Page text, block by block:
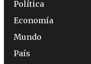
Política
Economía
Mundo
País